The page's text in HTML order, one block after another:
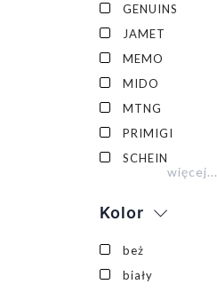
GENUINS
JAMET
MEMO
MIDO
MTNG
PRIMIGI
SCHEIN
więcej...
Kolor
beż
biały